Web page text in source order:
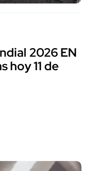
2026 EN
hoy 11 de